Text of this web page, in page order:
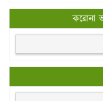
করোনা